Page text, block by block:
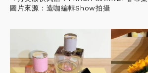
圖片來源：造咖編輯Show拍攝